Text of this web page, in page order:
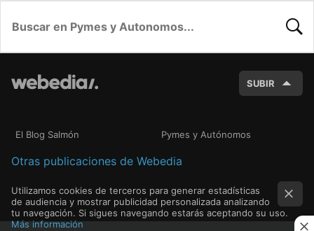
SUBIR
El Blog Salmón Pymes y Autónomos
Otras publicaciones de Webedia
Utilizamos cookies de terceros para generar estadísticas
de audiencia y mostrar publicidad personalizada analizando
tu navegación. Si sigues navegando estarás aceptando su uso.
Más información